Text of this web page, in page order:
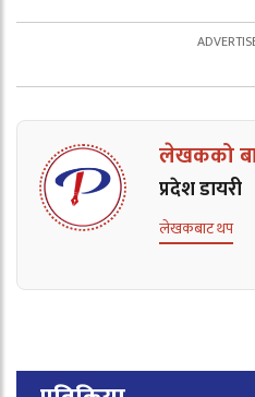
लेखकको
प्रदेश डायरी
लेखकबाट थप